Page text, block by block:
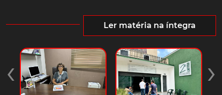
Ler matéria na íntegra
‹ ›